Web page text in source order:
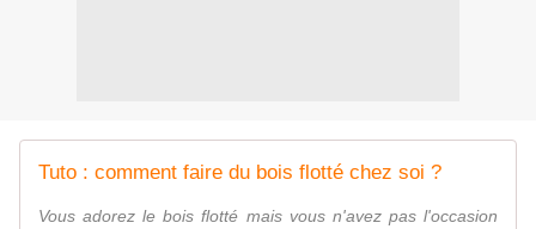
Tuto : comment faire du bois flotté chez soi ?
Vous adorez le bois flotté mais vous n'avez pas l'occasion